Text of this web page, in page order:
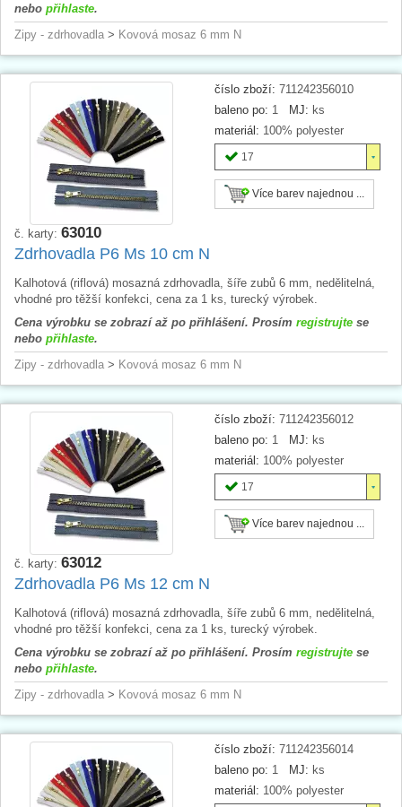
nebo přihlaste.
Zipy - zdrhovadla > Kovová mosaz 6 mm N
číslo zboží: 711242356010
baleno po: 1 MJ: ks
materiál: 100% polyester
17
Více barev najednou ...
č. karty: 63010
Zdrhovadla P6 Ms 10 cm N
Kalhotová (riflová) mosazná zdrhovadla, šíře zubů 6 mm, nedělitelná,
vhodné pro těžší konfekci, cena za 1 ks, turecký výrobek.
Cena výrobku se zobrazí až po přihlášení. Prosím registrujte se
nebo přihlaste.
Zipy - zdrhovadla > Kovová mosaz 6 mm N
číslo zboží: 711242356012
baleno po: 1 MJ: ks
materiál: 100% polyester
17
Více barev najednou ...
č. karty: 63012
Zdrhovadla P6 Ms 12 cm N
Kalhotová (riflová) mosazná zdrhovadla, šíře zubů 6 mm, nedělitelná,
vhodné pro těžší konfekci, cena za 1 ks, turecký výrobek.
Cena výrobku se zobrazí až po přihlášení. Prosím registrujte se
nebo přihlaste.
Zipy - zdrhovadla > Kovová mosaz 6 mm N
číslo zboží: 711242356014
baleno po: 1 MJ: ks
materiál: 100% polyester